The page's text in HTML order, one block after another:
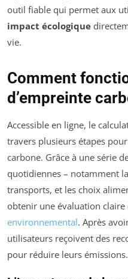
outil fiable qui permet aux
impact écologique
vie.
Comment
d’empreinte
Accessible en ligne, le
travers plusieurs étapes
carbone. Grâce à une série
quotidiennes – notamment
transports, et les choix
obtenir une évaluation claire
environnemental. Après
utilisateurs reçoivent des
pour réduire leurs émissions.